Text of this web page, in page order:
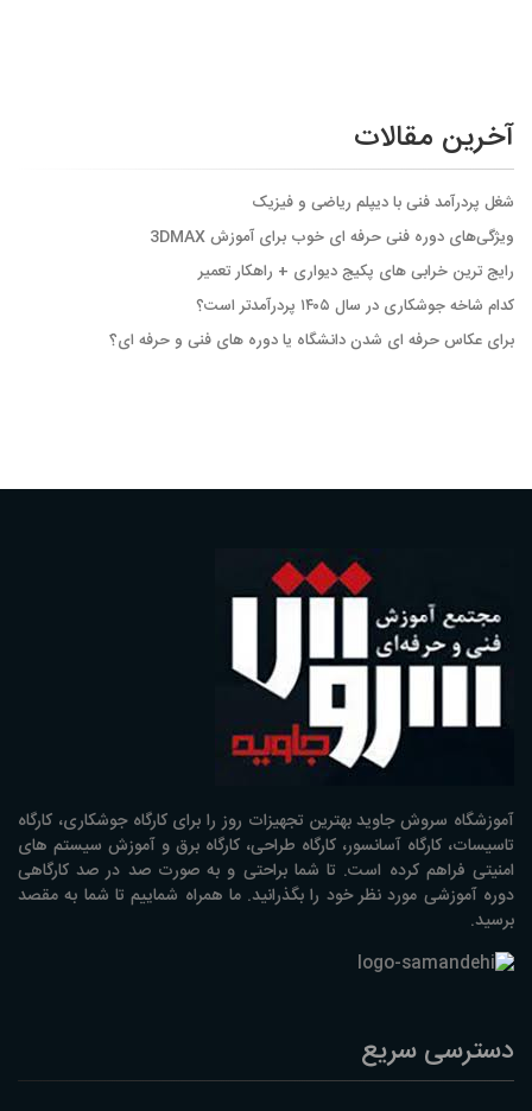
آخرین مقالات
شغل پردرآمد فنی با دیپلم ریاضی و فیزیک
ویژگی‌های دوره فنی حرفه ای خوب برای آموزش 3DMAX
رایج ترین خرابی های پکیج دیواری + راهکار تعمیر
کدام شاخه جوشکاری در سال ۱۴۰۵ پردرآمدتر است؟
برای عکاس حرفه ای شدن دانشگاه یا دوره های فنی و حرفه ای؟َ
آموزشگاه سروش جاوید بهترین تجهیزات روز را برای کارگاه جوشکاری، کارگاه
تاسیسات، کارگاه آسانسور، کارگاه طراحی، کارگاه برق و آموزش سیستم های
امنیتی فراهم کرده است. تا شما براحتی و به صورت صد در صد کارگاهی
دوره آموزشی مورد نظر خود را بگذرانید. ما همراه شماییم تا شما به مقصد
برسید.
دسترسی سریع